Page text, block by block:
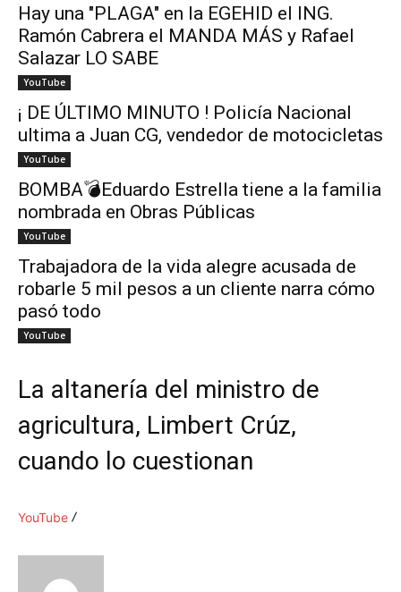
Hay una "PLAGA" en la EGEHID el ING.
Ramón Cabrera el MANDA MÁS y Rafael
Salazar LO SABE
YouTube
¡ DE ÚLTIMO MINUTO ! Policía Nacional
ultima a Juan CG, vendedor de motocicletas
YouTube
BOMBA💣Eduardo Estrella tiene a la familia
nombrada en Obras Públicas
YouTube
Trabajadora de la vida alegre acusada de
robarle 5 mil pesos a un cliente narra cómo
pasó todo
YouTube
La altanería del ministro de
agricultura, Limbert Crúz,
cuando lo cuestionan
YouTube